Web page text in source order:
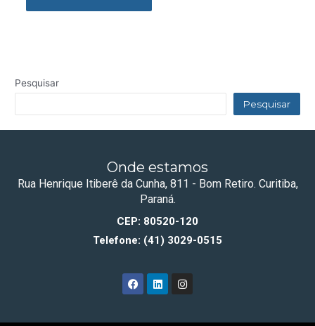
Pesquisar
Pesquisar
Onde estamos
Rua Henrique Itiberê da Cunha, 811 - Bom Retiro. Curitiba,
Paraná.
CEP: 80520-120
Telefone: (41) 3029-0515
F
a
b
L
i
e
I
n
a